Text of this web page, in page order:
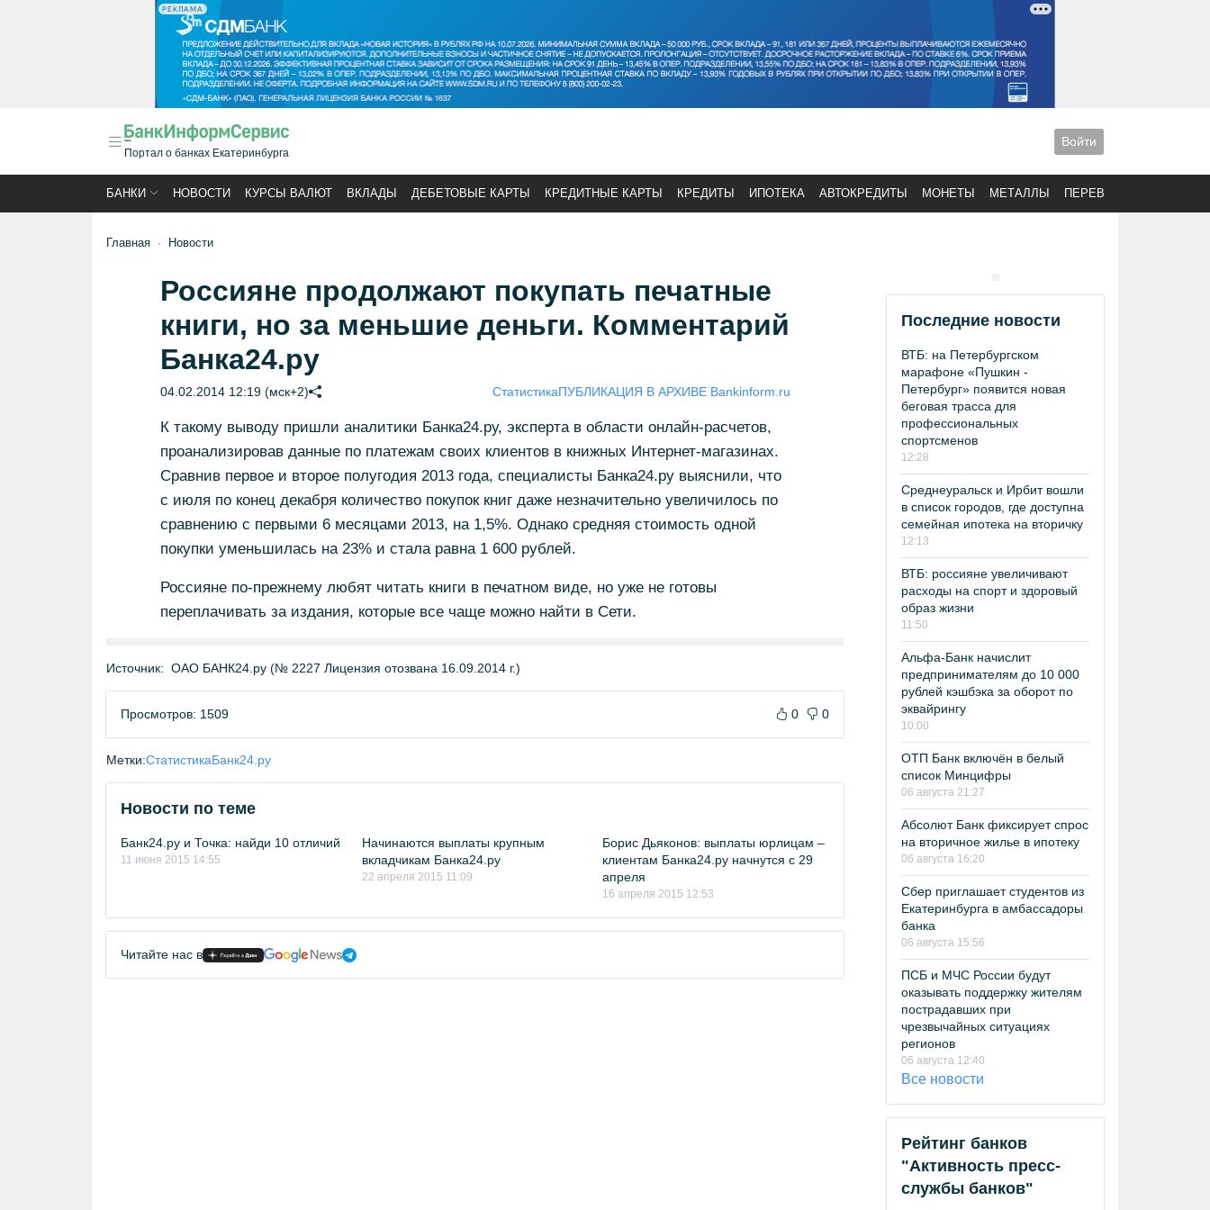
РЕКЛАМА
Портал о банках Екатеринбурга
Войти
БАНКИ НОВОСТИ КУРСЫ ВАЛЮТ ВКЛАДЫ ДЕБЕТОВЫЕ КАРТЫ КРЕДИТНЫЕ КАРТЫ КРЕДИТЫ ИПОТЕКА АВТОКРЕДИТЫ МОНЕТЫ МЕТАЛЛЫ ПЕРЕВОДЫ
Главная Новости
Россияне продолжают покупать печатные
книги, но за меньшие деньги. Комментарий
Банка24.ру
04.02.2014 12:19 (мск+2) СтатистикаПУБЛИКАЦИЯ В АРХИВЕ Bankinform.ru
К такому выводу пришли аналитики Банка24.ру, эксперта в области онлайн-расчетов,
проанализировав данные по платежам своих клиентов в книжных Интернет-магазинах.
Сравнив первое и второе полугодия 2013 года, специалисты Банка24.ру выяснили, что
с июля по конец декабря количество покупок книг даже незначительно увеличилось по
сравнению с первыми 6 месяцами 2013, на 1,5%. Однако средняя стоимость одной
покупки уменьшилась на 23% и стала равна 1 600 рублей.
Россияне по-прежнему любят читать книги в печатном виде, но уже не готовы
переплачивать за издания, которые все чаще можно найти в Сети.
Источник: ОАО БАНК24.ру (№ 2227 Лицензия отозвана 16.09.2014 г.)
Просмотров: 1509 0 0
Метки:СтатистикаБанк24.ру
Новости по теме
Банк24.ру и Точка: найди 10 отличий
11 июня 2015 14:55
Начинаются выплаты крупным
вкладчикам Банка24.ру
22 апреля 2015 11:09
Борис Дьяконов: выплаты юрлицам –
клиентам Банка24.ру начнутся с 29
апреля
16 апреля 2015 12:53
Читайте нас в
Последние новости
ВТБ: на Петербургском
марафоне «Пушкин -
Петербург» появится новая
беговая трасса для
профессиональных
спортсменов
12:28
Среднеуральск и Ирбит вошли
в список городов, где доступна
семейная ипотека на вторичку
12:13
ВТБ: россияне увеличивают
расходы на спорт и здоровый
образ жизни
11:50
Альфа-Банк начислит
предпринимателям до 10 000
рублей кэшбэка за оборот по
эквайрингу
10:00
ОТП Банк включён в белый
список Минцифры
06 августа 21:27
Абсолют Банк фиксирует спрос
на вторичное жилье в ипотеку
06 августа 16:20
Сбер приглашает студентов из
Екатеринбурга в амбассадоры
банка
06 августа 15:56
ПСБ и МЧС России будут
оказывать поддержку жителям
пострадавших при
чрезвычайных ситуациях
регионов
06 августа 12:40
Все новости
Рейтинг банков
"Активность пресс-
службы банков"